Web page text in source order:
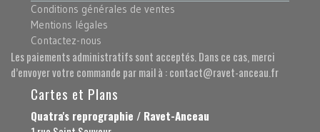
Conditions générales de ventes
Mentions légales
Contactez-nous
Les paiements administratifs sont acceptés. Dans ce cas, merci
d’envoyer votre commande par mail à : contact@ravet-anceau.fr
Cartes et Plans
Quatra's reprographie / Ravet-Anceau